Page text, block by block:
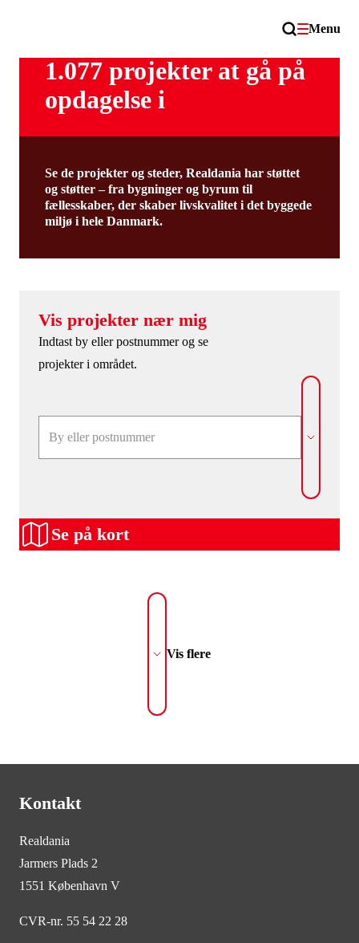
Menu
1.077 projekter at gå på
opdagelse i
Se de projekter og steder, Realdania har støttet
og støtter – fra bygninger og byrum til
fællesskaber, der skaber livskvalitet i det byggede
miljø i hele Danmark.
Vis projekter nær mig
Indtast by eller postnummer og se
projekter i området.
Se på kort
Vis flere
Kontakt
Realdania
Jarmers Plads 2
1551 København V
CVR-nr. 55 54 22 28